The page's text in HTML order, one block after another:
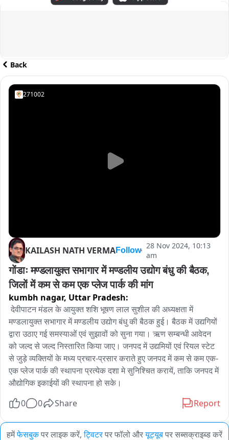
ADVERTISEMENT
Back
271002
KAILASH NATH VERMAFollow 28 Nov 2024, 10:13
am
गोंडाः मण्डलायुक्त सभागार में मण्डलीय उद्योग बंधु की बैठक,
जिलों में कम से कम एक प्लेज पार्क की मांग
kumbh nagar, Uttar Pradesh:
देवीपाटन मंडल के आयुक्त शशि भूषण लाल सुशील की अध्यक्षता में
मण्डलायुक्त सभागार में मण्डलीय उद्योग बंधु की बैठक हुई। बैठक में उद्यगियों
द्वारा उठाए गई समस्याओं एवं सुझावों को सुना गया। ऋण सम्बन्धी आवेदन
को जल्द से जल्द निस्तारित किया जाए। जनपद में उद्यमियों एवं रियल स्टेट
से जुड़े व्यक्तियों के मध्य प्रचार-प्रसार कराते हुए जनपद में कम से कम एक-
एक प्लेज पार्क की स्थापना प्रत्येक दशा मे सुनिश्चित करायें, ताकि जनपद में
औद्योगिक इकाईयों की स्थापना हो सके।
0
0 Share Report
हमेंफेसबुकपर लाइक करें, ट्विटरपर फॉलो औरयूट्यूबपर सब्सक्राइब्ड करें